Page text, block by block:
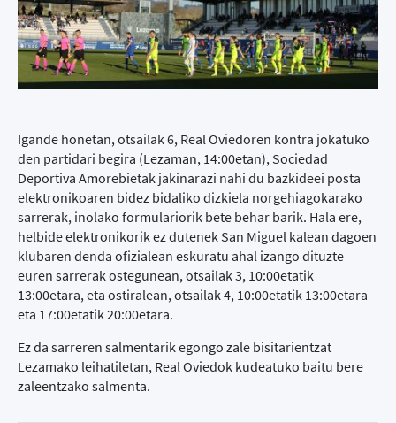
Igande honetan, otsailak 6, Real Oviedoren kontra jokatuko
den partidari begira (Lezaman, 14:00etan), Sociedad
Deportiva Amorebietak jakinarazi nahi du bazkideei posta
elektronikoaren bidez bidaliko dizkiela norgehiagokarako
sarrerak, inolako formulariorik bete behar barik. Hala ere,
helbide elektronikorik ez dutenek San Miguel kalean dagoen
klubaren denda ofizialean eskuratu ahal izango dituzte
euren sarrerak ostegunean, otsailak 3, 10:00etatik
13:00etara, eta ostiralean, otsailak 4, 10:00etatik 13:00etara
eta 17:00etatik 20:00etara.
Ez da sarreren salmentarik egongo zale bisitarientzat
Lezamako leihatiletan, Real Oviedok kudeatuko baitu bere
zaleentzako salmenta.